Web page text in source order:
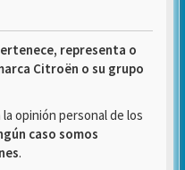
representa o
Citroën o su grupo
opinión personal de los
caso somos
.